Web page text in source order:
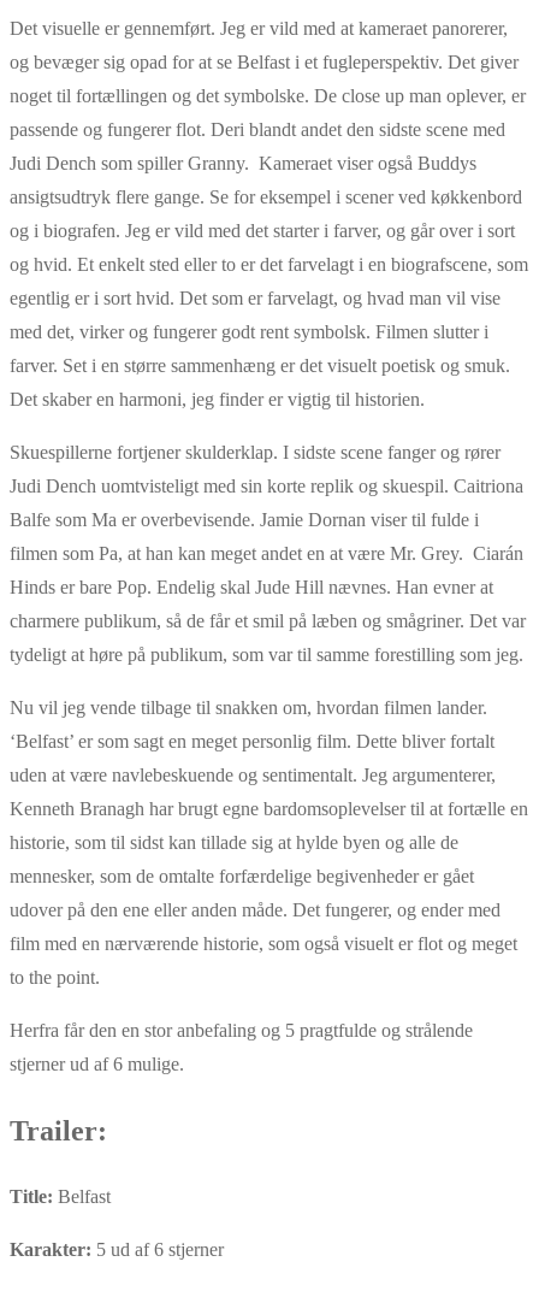
Det visuelle er gennemført. Jeg er vild med at kameraet panorerer,
og bevæger sig opad for at se Belfast i et fugleperspektiv. Det giver
noget til fortællingen og det symbolske. De close up man oplever, er
passende og fungerer flot. Deri blandt andet den sidste scene med
Judi Dench som spiller Granny. Kameraet viser også Buddys
ansigtsudtryk flere gange. Se for eksempel i scener ved køkkenbord
og i biografen. Jeg er vild med det starter i farver, og går over i sort
og hvid. Et enkelt sted eller to er det farvelagt i en biografscene, som
egentlig er i sort hvid. Det som er farvelagt, og hvad man vil vise
med det, virker og fungerer godt rent symbolsk. Filmen slutter i
farver. Set i en større sammenhæng er det visuelt poetisk og smuk.
Det skaber en harmoni, jeg finder er vigtig til historien.
Skuespillerne fortjener skulderklap. I sidste scene fanger og rører
Judi Dench uomtvisteligt med sin korte replik og skuespil. Caitriona
Balfe som Ma er overbevisende. Jamie Dornan viser til fulde i
filmen som Pa, at han kan meget andet en at være Mr. Grey. Ciarán
Hinds er bare Pop. Endelig skal Jude Hill nævnes. Han evner at
charmere publikum, så de får et smil på læben og smågriner. Det var
tydeligt at høre på publikum, som var til samme forestilling som jeg.
Nu vil jeg vende tilbage til snakken om, hvordan filmen lander.
‘Belfast’ er som sagt en meget personlig film. Dette bliver fortalt
uden at være navlebeskuende og sentimentalt. Jeg argumenterer,
Kenneth Branagh har brugt egne bardomsoplevelser til at fortælle en
historie, som til sidst kan tillade sig at hylde byen og alle de
mennesker, som de omtalte forfærdelige begivenheder er gået
udover på den ene eller anden måde. Det fungerer, og ender med
film med en nærværende historie, som også visuelt er flot og meget
to the point.
Herfra får den en stor anbefaling og 5 pragtfulde og strålende
stjerner ud af 6 mulige.
Trailer:
Title: Belfast
Karakter: 5 ud af 6 stjerner